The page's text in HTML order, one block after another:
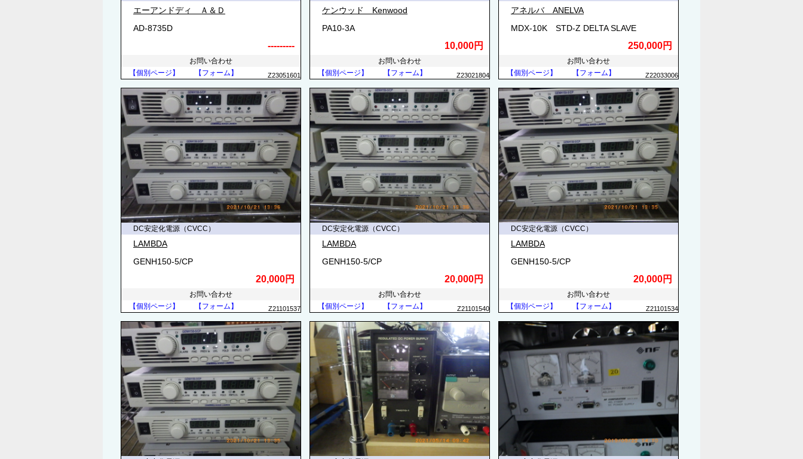
エーアンドディ Ａ＆Ｄ
AD-8735D
---------
お問い合わせ
【個別ページ】
【フォーム】 Z23051601
ケンウッド Kenwood
PA10-3A
10,000円
お問い合わせ
【個別ページ】
【フォーム】 Z23021804
アネルバ ANELVA
MDX-10K STD-Z DELTA SLAVE
250,000円
お問い合わせ
【個別ページ】
【フォーム】 Z22033006
DC安定化電源（CVCC）
LAMBDA
GENH150-5/CP
20,000円
お問い合わせ
【個別ページ】
【フォーム】 Z21101537
DC安定化電源（CVCC）
LAMBDA
GENH150-5/CP
20,000円
お問い合わせ
【個別ページ】
【フォーム】 Z21101540
DC安定化電源（CVCC）
LAMBDA
GENH150-5/CP
20,000円
お問い合わせ
【個別ページ】
【フォーム】 Z21101534